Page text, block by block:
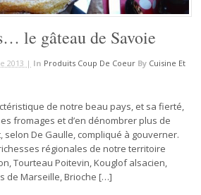
le gâteau de Savoie
2013 | In Produits Coup De Coeur By Cuisine Et
de notre beau pays, et sa fierté,
fromages et d’en dénombrer plus de
selon De Gaulle, compliqué à gouverner.
régionales de notre territoire
Tourteau Poitevin, Kouglof alsacien,
de Marseille, Brioche […]